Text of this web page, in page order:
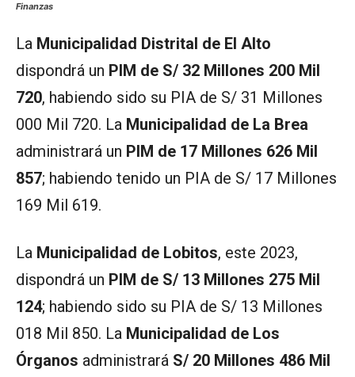
Finanzas
La Municipalidad Distrital de El Alto
dispondrá un PIM de S/ 32 Millones 200 Mil
720, habiendo sido su PIA de S/ 31 Millones
000 Mil 720. La Municipalidad de La Brea
administrará un PIM de 17 Millones 626 Mil
857; habiendo tenido un PIA de S/ 17 Millones
169 Mil 619.
La Municipalidad de Lobitos, este 2023,
dispondrá un PIM de S/ 13 Millones 275 Mil
124; habiendo sido su PIA de S/ 13 Millones
018 Mil 850. La Municipalidad de Los
Órganos administrará S/ 20 Millones 486 Mil